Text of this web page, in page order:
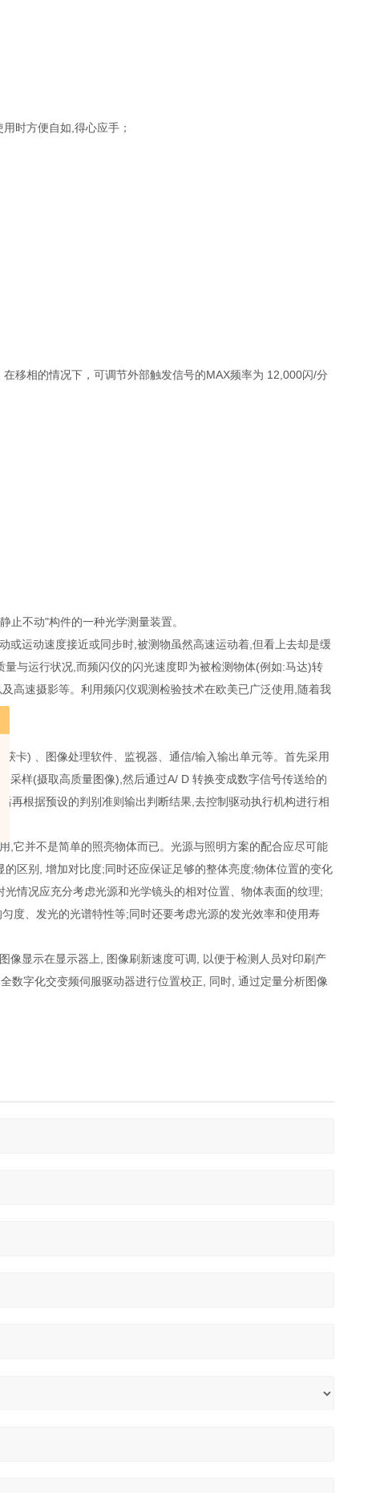
时方便自如,得心应手；
在移相的情况下，可调节外部触发信号的MAX频率为 12,000闪/分
不动"构件的一种光学测量装置。
运动速度接近或同步时,被测物虽然高速运动着,但看上去却是缓
与运行状况,而频闪仪的闪光速度即为被检测物体(例如:马达)转
高速摄影等。利用频闪仪观测检验技术在欧美已广泛使用,随着我
卡) 、图像处理软件、监视器、通信/输入输出单元等。首先采用
采样(摄取高质量图像),然后通过A/ D 转换变成数字信号传送给的
再根据预设的判别准则输出判断结果,去控制驱动执行机构进行相
它并不是简单的照亮物体而已。光源与照明方案的配合应尽可能
区别, 增加对比度;同时还应保证足够的整体亮度;物体位置的变化
情况应充分考虑光源和光学镜头的相对位置、物体表面的纹理;
度、发光的光谱特性等;同时还要考虑光源的发光效率和使用寿
显示在显示器上, 图像刷新速度可调, 以便于检测人员对印刷产
数字化交变频伺服驱动器进行位置校正, 同时, 通过定量分析图像